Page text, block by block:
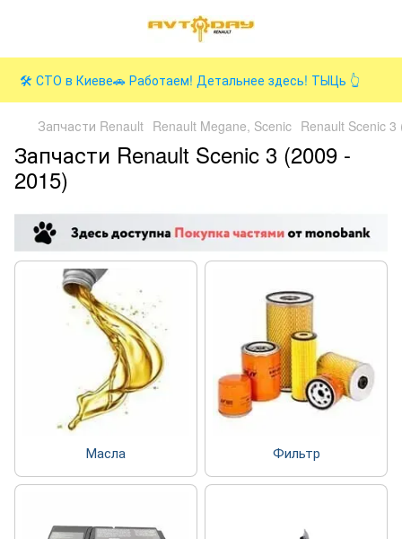
🛠️ СТО в Киеве🚗 Работаем! Детальнее здесь! ТЫЦь 👆
Запчасти Renault Renault Megane, Scenic Renault Scenic
Запчасти Renault Scenic 3 (2009 -
2015)
Масла Фильтр